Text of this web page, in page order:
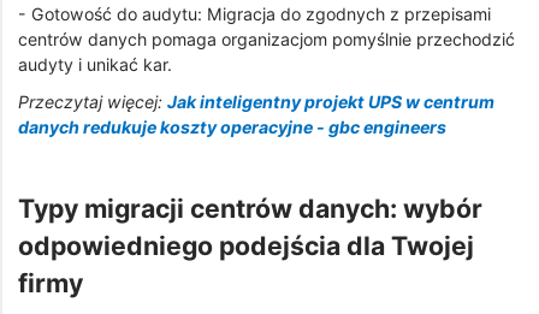
- Gotowość do audytu: Migracja do zgodnych z przepisami
centrów danych pomaga organizacjom pomyślnie przechodzić
audyty i unikać kar.
Przeczytaj więcej: Jak inteligentny projekt UPS w centrum
danych redukuje koszty operacyjne - gbc engineers
Typy migracji centrów danych: wybór
odpowiedniego podejścia dla Twojej
firmy